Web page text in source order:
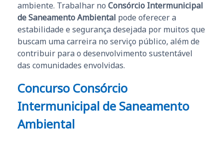
ambiente. Trabalhar no Consórcio Intermunicipal
de Saneamento Ambiental pode oferecer a
estabilidade e segurança desejada por muitos que
buscam uma carreira no serviço público, além de
contribuir para o desenvolvimento sustentável
das comunidades envolvidas.
Concurso Consórcio
Intermunicipal de Saneamento
Ambiental